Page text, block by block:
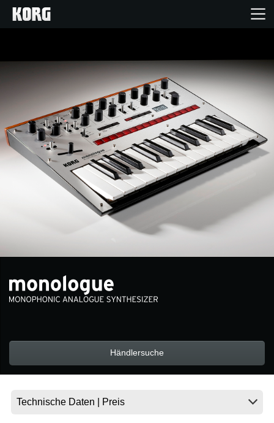
Extras
Events
Shop
Gebiet / Land
Social Media
Händlersuche